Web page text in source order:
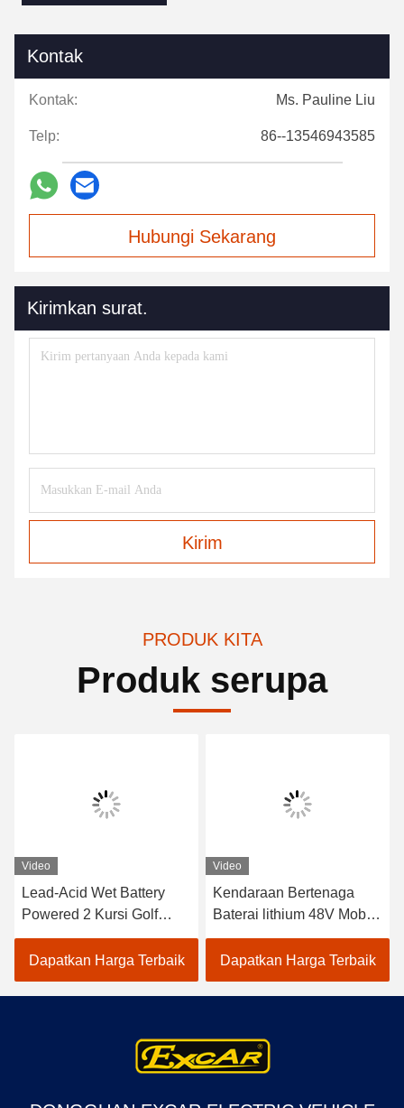
Kontak
Kontak: Ms. Pauline Liu
Telp: 86--13546943585
Hubungi Sekarang
Kirimkan surat.
Kirim
PRODUK KITA
Produk serupa
Video
Lead-Acid Wet Battery
Powered 2 Kursi Golf
Carts / Electric Buggy Car
Golf
Dapatkan Harga Terbaik
Video
Kendaraan Bertenaga
Baterai lithium 48V Mobil
Golf Listrik EXCAR
A1S6+2 Putih
Dapatkan Harga Terbaik